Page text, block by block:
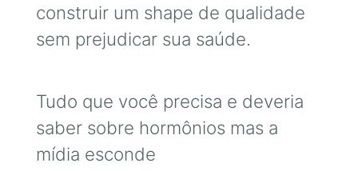
construir um shape de qualidade
sem prejudicar sua saúde.
Tudo que você precisa e deveria
saber sobre hormônios mas a
mídia esconde